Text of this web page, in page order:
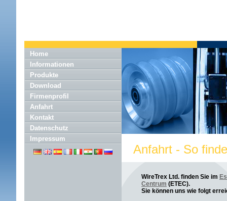
Home
Informationen
Produkte
Download
Firmenprofil
Anfahrt
Kontakt
Datenschutz
Impressum
Anfahrt - So
WireTrex Ltd. finden Sie im
Centrum (ETEC).
Sie können uns wie folgt